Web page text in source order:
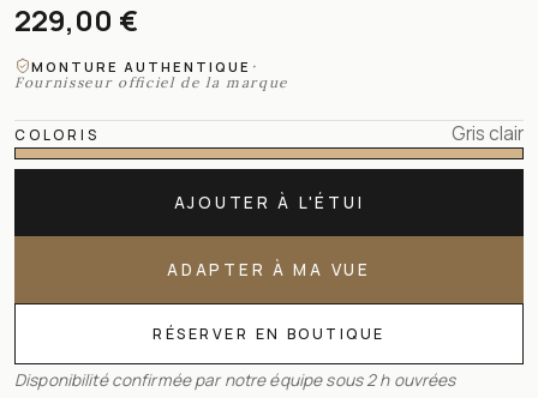
229,00 €
MONTURE AUTHENTIQUE ·
Fournisseur officiel de la marque
COLORIS Gris clair
AJOUTER À L'ÉTUI
ADAPTER À MA VUE
RÉSERVER EN BOUTIQUE
Disponibilité confirmée par notre équipe sous 2 h ouvrées